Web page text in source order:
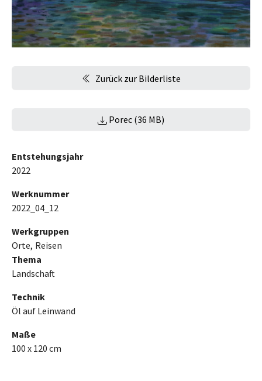
Zurück zur Bilderliste
Porec (36 MB)
Entstehungsjahr
2022
Werknummer
2022_04_12
Werkgruppen
Orte Reisen
Thema
Landschaft
Technik
Öl auf Leinwand
Maße
100 x 120 cm